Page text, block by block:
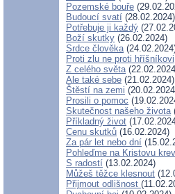
Pozemské bouře
Budoucí svatí (28.02.2024)
Potřebuje ji každý
Boží skutky (26.02.2024)
Srdce člověka
Proti zlu ne proti hříšníkovi
Z celého světa
Ale také sebe (21.02.2024)
Štěstí na zemi
Prosili o pomoc
Skutečnost našeho života
Příkladný život
Cenu skutků (16.02.2024)
Za pár let nebo dní
Pohleďme na Kristovu krev
S radostí (13.02.2024)
Můžeš těžce klesnout
Přijmout odlišnost